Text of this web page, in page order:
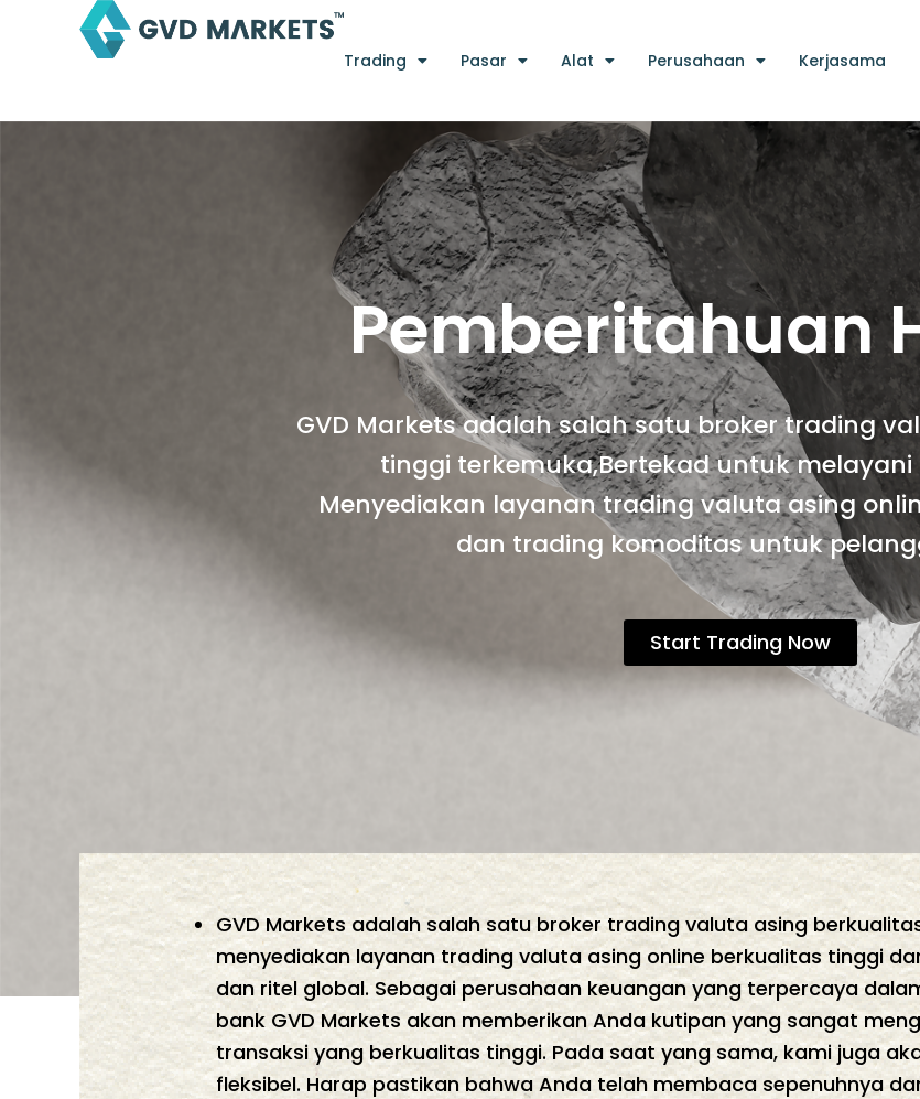
Trading Pasar Alat Perusahaan Kerjasama
Pemberitahuan
GVD Markets adalah salah satu broker trading
tinggi terkemuka,Bertekad untuk
Menyediakan layanan trading valuta asing
dan trading komoditas untuk
Start Trading Now
GVD Markets adalah salah satu broker trading valuta asing
menyediakan layanan trading valuta asing online berkualitas tinggi
dan ritel global. Sebagai perusahaan keuangan yang terpercaya
bank GVD Markets akan memberikan Anda kutipan yang sangat
transaksi yang berkualitas tinggi. Pada saat yang sama, kami juga
fleksibel. Harap pastikan bahwa Anda telah membaca sepenuhnya